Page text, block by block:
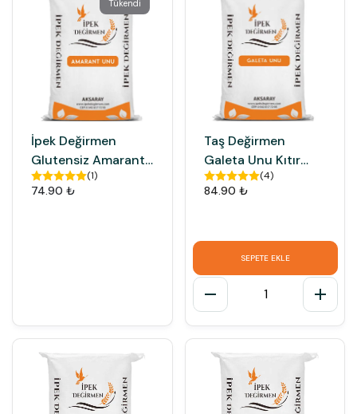
Tükendi
İpek Değirmen
Glutensiz Amarant
Tohumu Unu
(1)
74.90 ₺
Taş Değirmen
Galeta Unu Kıtır
Ekmek Kızartma
Unu
(4)
84.90 ₺
SEPETE EKLE
1